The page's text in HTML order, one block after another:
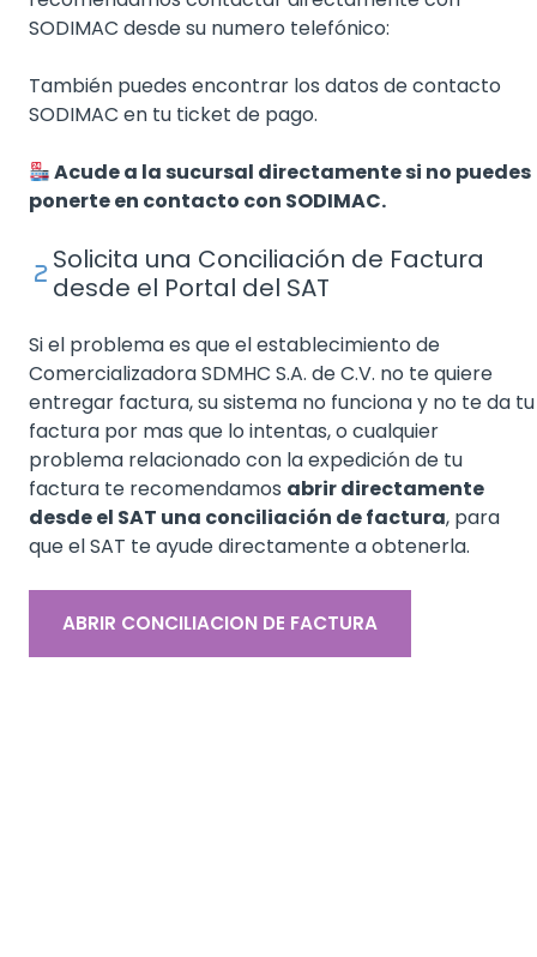
SODIMAC desde su numero telefónico:
También puedes encontrar los datos de contacto
SODIMAC en tu ticket de pago.
Acude a la sucursal directamente si no puedes
ponerte en contacto con SODIMAC.
Solicita una Conciliación de Factura
desde el Portal del SAT
Si el problema es que el establecimiento de
Comercializadora SDMHC S.A. de C.V. no te quiere
entregar factura, su sistema no funciona y no te da tu
factura por mas que lo intentas, o cualquier
problema relacionado con la expedición de tu
factura te recomendamos abrir directamente
desde el SAT una conciliación de factura, para
que el SAT te ayude directamente a obtenerla.
ABRIR CONCILIACION DE FACTURA